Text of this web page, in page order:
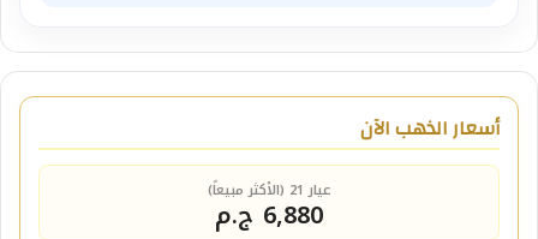
أسعار الذهب الآن
عيار 21 (الأكثر مبيعاً)
6,880 ج.م